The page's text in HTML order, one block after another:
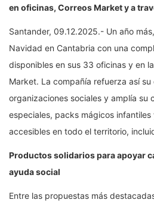
en oficinas, Correos Market y a
Santander, 09.12.2025.- Un año
Navidad en Cantabria con una
disponibles en sus 33 oficinas y en
Market. La compañía refuerza así
organizaciones sociales y amplía su
especiales, packs mágicos
accesibles en todo el territorio,
Productos solidarios para apoyar
ayuda social
Entre las propuestas más